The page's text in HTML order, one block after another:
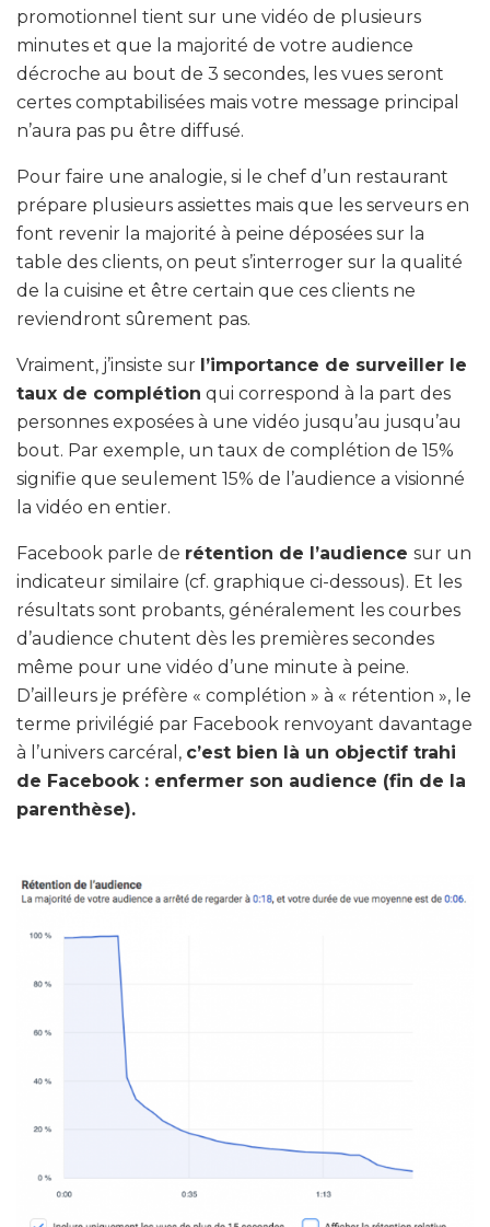
promotionnel tient sur une vidéo de plusieurs
minutes et que la majorité de votre audience
décroche au bout de 3 secondes, les vues seront
certes comptabilisées mais votre message principal
n’aura pas pu être diffusé.
Pour faire une analogie, si le chef d’un restaurant
prépare plusieurs assiettes mais que les serveurs en
font revenir la majorité à peine déposées sur la
table des clients, on peut s’interroger sur la qualité
de la cuisine et être certain que ces clients ne
reviendront sûrement pas.
Vraiment, j’insiste sur l’importance de surveiller le
taux de complétion qui correspond à la part des
personnes exposées à une vidéo jusqu’au jusqu’au
bout. Par exemple, un taux de complétion de 15%
signifie que seulement 15% de l’audience a visionné
la vidéo en entier.
Facebook parle de rétention de l’audience sur un
indicateur similaire (cf. graphique ci-dessous). Et les
résultats sont probants, généralement les courbes
d’audience chutent dès les premières secondes
même pour une vidéo d’une minute à peine.
D’ailleurs je préfère « complétion » à « rétention », le
terme privilégié par Facebook renvoyant davantage
à l’univers carcéral, c’est bien là un objectif trahi
de Facebook : enfermer son audience (fin de la
parenthèse).